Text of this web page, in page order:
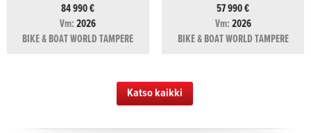
84 990 €
Vm:2026
BIKE & BOAT WORLD TAMPERE
57 990 €
Vm:2026
BIKE & BOAT WORLD TAMPERE
Katso kaikki